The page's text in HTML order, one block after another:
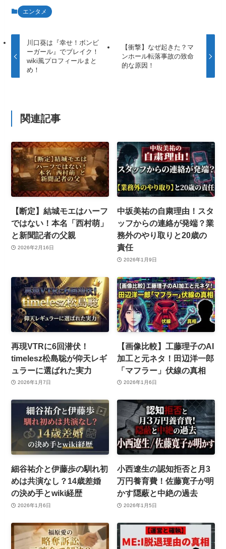
エンタメ
川口葵は『幸せ！ボンビ
ーガール』でブレイク！
wiki風プロフィールまと
め！
【衝撃】なぜ起きた？マ
ンホール転落事故の致命
的な原因！
関連記事
【断定】結城モエはハーフ
ではない！本名「西村萌」
と新聞記者の父親
2026年2月16日
中坂美祐の自粛理由！スタ
ッフからの連絡が発端？業
務外のやり取りと20歳の
責任
2026年1月9日
再現VTRに6回潜伏！
timelesz松島聡が仰天レギ
ュラーに選ばれた実力
2026年1月7日
【画像比較】工藤理子のAI
加工と元ネタ！田辺洋一郎
「マフラー」伏線の真相
2026年1月6日
細谷祐介と伊藤歩の馴れ初
めは共演なし？14歳差婚
の決め手とwiki経歴
2026年1月6日
小西遼生の認知拒否と月3
万円養育費！佐藤寛子が明
かす隠蔽と中絶の過去
2026年1月5日